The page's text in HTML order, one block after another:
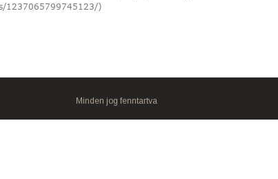
1237065799745123/)
Minden jog fenntartva